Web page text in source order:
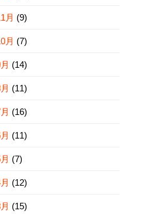
月 (9)
月 (7)
(14)
(11)
(16)
(11)
(7)
(12)
(15)